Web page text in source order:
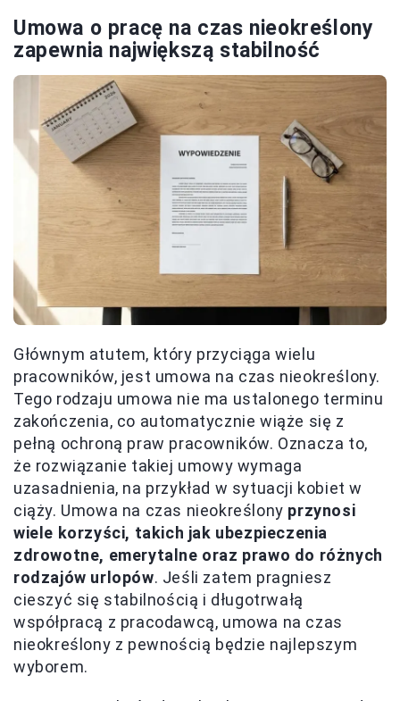
Umowa o pracę na czas nieokreślony
zapewnia największą stabilność
Głównym atutem, który przyciąga wielu
pracowników, jest umowa na czas nieokreślony.
Tego rodzaju umowa nie ma ustalonego terminu
zakończenia, co automatycznie wiąże się z
pełną ochroną praw pracowników. Oznacza to,
że rozwiązanie takiej umowy wymaga
uzasadnienia, na przykład w sytuacji kobiet w
ciąży. Umowa na czas nieokreślony przynosi
wiele korzyści, takich jak ubezpieczenia
zdrowotne, emerytalne oraz prawo do różnych
rodzajów urlopów. Jeśli zatem pragniesz
cieszyć się stabilnością i długotrwałą
współpracą z pracodawcą, umowa na czas
nieokreślony z pewnością będzie najlepszym
wyborem.